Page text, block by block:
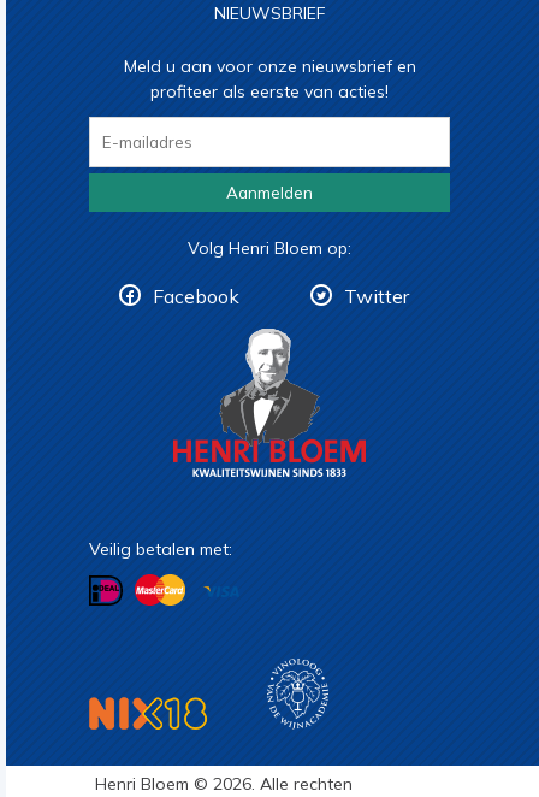
NIEUWSBRIEF
Meld u aan voor onze nieuwsbrief en
profiteer als eerste van acties!
Aanmelden
Volg Henri Bloem op:
Facebook Twitter
Veilig betalen met:
Henri Bloem © 2026. Alle rechten